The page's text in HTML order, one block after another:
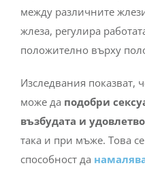
между различните
жлеза, регулира
положително върху
Изследвания показват,
може да подобри
възбудата и
така и при мъже. Това
способност да